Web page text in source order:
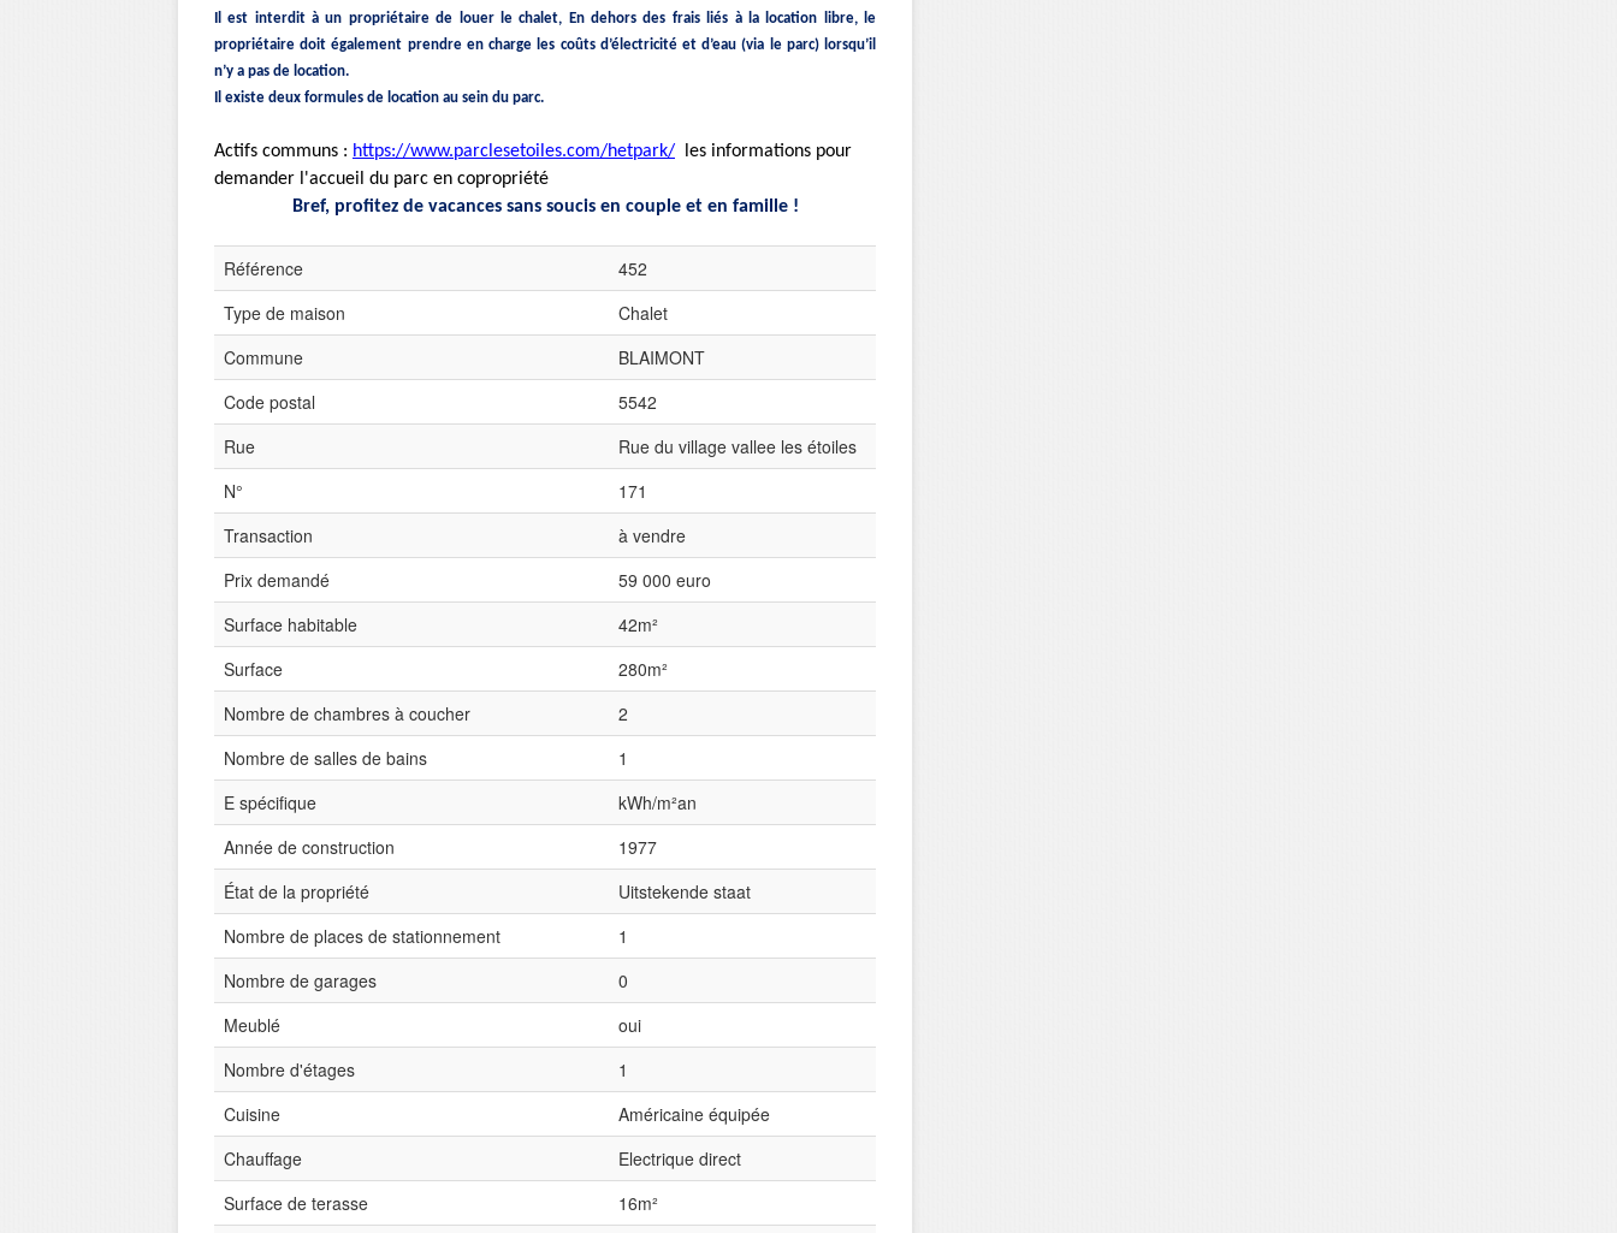
Il est interdit à un propriétaire de louer le chalet, En dehors des frais liés à la location libre, le
propriétaire doit également prendre en charge les coûts d’électricité et d’eau (via le parc) lorsqu’il
n’y a pas de location.
Il existe deux formules de location au sein du parc.
Actifs communs : https://www.parclesetoiles.com/hetpark/ les informations pour
demander l'accueil du parc en copropriété
Bref, profitez de vacances sans soucis en couple et en famille !
Référence
452
Type de maison
Chalet
Commune
BLAIMONT
Code postal
5542
Rue
Rue du village vallee les étoiles
N°
171
Transaction
à vendre
Prix demandé
59 000 euro
Surface habitable
42m²
Surface
280m²
Nombre de chambres à coucher
2
Nombre de salles de bains
1
E spécifique
kWh/m²an
Année de construction
1977
État de la propriété
Uitstekende staat
Nombre de places de stationnement
1
Nombre de garages
0
Meublé
oui
Nombre d'étages
1
Cuisine
Américaine équipée
Chauffage
Electrique direct
Surface de terasse
16m²